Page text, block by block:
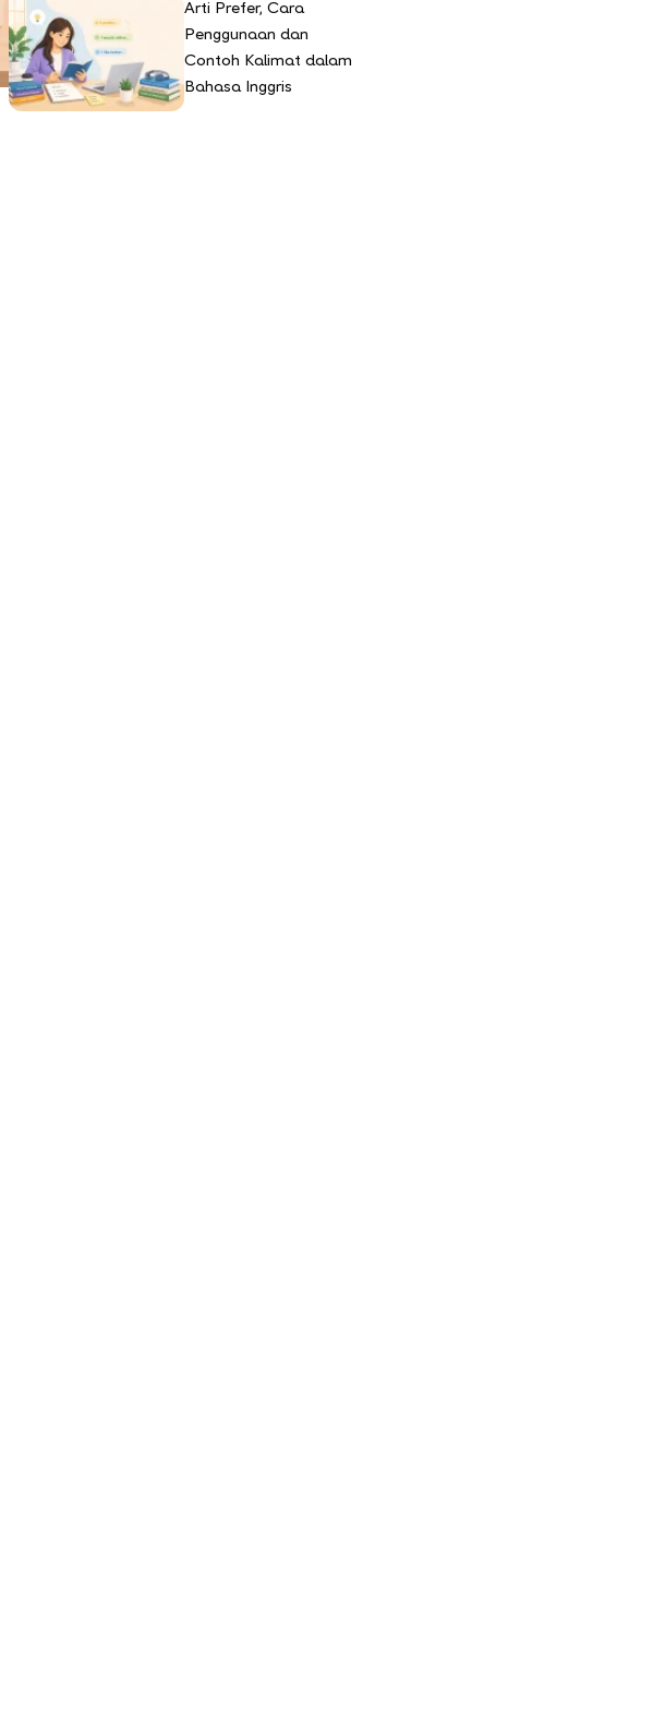
Arti Prefer, Cara
Penggunaan dan
Contoh Kalimat dalam
Bahasa Inggris